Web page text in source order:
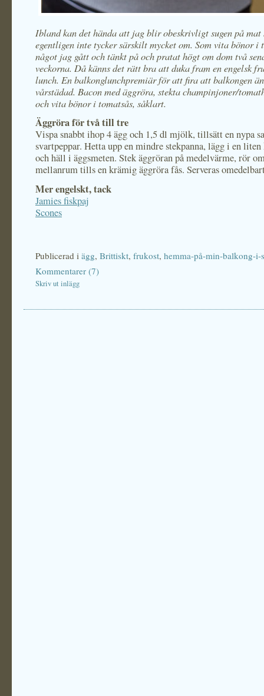
Ibland kan det hända att jag blir obeskrivligt sugen på mat
egentligen inte tycker särskilt mycket om. Som vita bönor i
något jag gått och tänkt på och pratat högt om dom två
veckorna. Då känns det rätt bra att duka fram en engelsk
lunch. En balkonglunchpremiär för att fira att balkongen
vårstädad. Bacon med äggröra, stekta champinjoner/
och vita bönor i tomatsås, såklart.
Äggröra för två till tre
Vispa snabbt ihop 4 ägg och 1,5 dl mjölk, tillsätt en nypa
svartpeppar. Hetta upp en mindre stekpanna, lägg i en
och häll i äggsmeten. Stek äggröran på medelvärme, rör
mellanrum tills en krämig äggröra fås. Serveras
Mer engelskt, tack
Jamies fiskpaj
Scones
Publicerad i ägg, Brittiskt, frukost, hemma-på-min-balkong-i-
Kommentarer (7)
Skriv ut inlägg